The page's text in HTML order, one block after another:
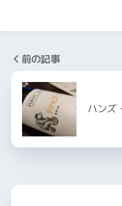
前の記事
ハンズ